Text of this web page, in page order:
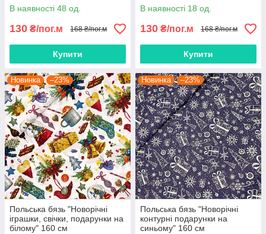
В наявності 48 од.
130 ₴/пог.м 168 ₴/пог.м
Купити
В наявності 18 од.
130 ₴/пог.м 168 ₴/пог.м
Купити
Новинка –23%
Польська бязь "Новорічні
іграшки, свічки, подарунки на
білому" 160 см
Новинка –23%
Польська бязь "Новорічні
контурні подарунки на
синьому" 160 см